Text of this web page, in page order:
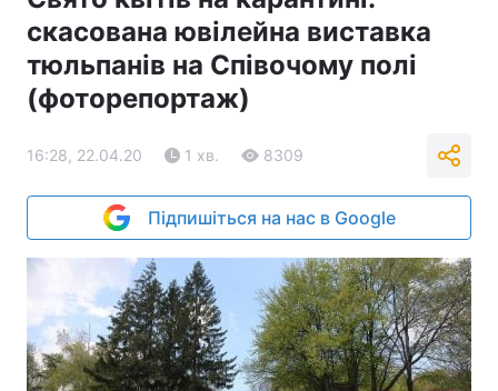
скасована ювілейна виставка
тюльпанів на Співочому полі
(фоторепортаж)
16:28, 22.04.20 1 хв. 8309
Підпишіться на нас в Google